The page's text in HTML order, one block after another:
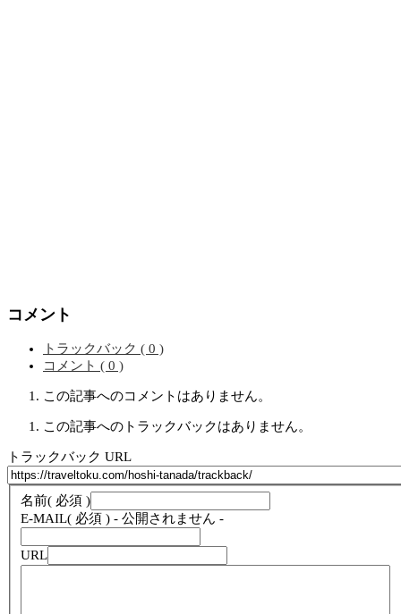
コメント
トラックバック ( 0 )
コメント ( 0 )
この記事へのコメントはありません。
この記事へのトラックバックはありません。
トラックバック URL
名前( 必須 )
E-MAIL( 必須 ) - 公開されません -
URL